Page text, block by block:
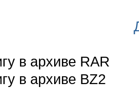
в архиве RAR
в архиве BZ2